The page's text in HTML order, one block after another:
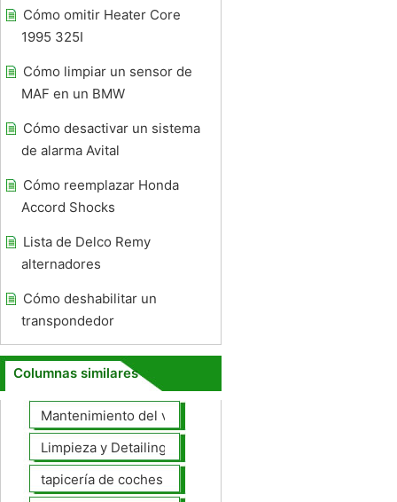
Cómo omitir Heater Core
1995 325I
Cómo limpiar un sensor de
MAF en un BMW
Cómo desactivar un sistema
de alarma Avital
Cómo reemplazar Honda
Accord Shocks
Lista de Delco Remy
alternadores
Cómo deshabilitar un
transpondedor
Columnas similares
Mantenimiento del vehículo
Limpieza y Detailing
tapicería de coches